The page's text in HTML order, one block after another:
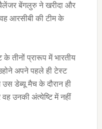
बेंगलुरु ने खरीदा और
आरसीबी की टीम के
तीनों प्रारूप में भारतीय
अपने पहले ही टेस्ट
उस डेब्यू मैच के दौरान ही
उनकी अंत्येष्टि में नहीं